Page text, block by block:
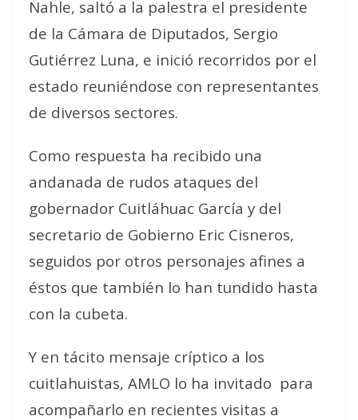
Nahle, saltó a la palestra el presidente
de la Cámara de Diputados, Sergio
Gutiérrez Luna, e inició recorridos por el
estado reuniéndose con representantes
de diversos sectores.
Como respuesta ha recibido una
andanada de rudos ataques del
gobernador Cuitláhuac García y del
secretario de Gobierno Eric Cisneros,
seguidos por otros personajes afines a
éstos que también lo han tundido hasta
con la cubeta.
Y en tácito mensaje críptico a los
cuitlahuistas, AMLO lo ha invitado para
acompañarlo en recientes visitas a